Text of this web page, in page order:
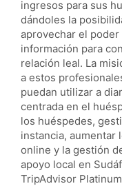
ingresos para sus
dándoles la
aprovechar el poder
información para
relación leal. La
a estos
puedan utilizar a
centrada en el
los huéspedes,
instancia, aumentar
online y la gestión
apoyo local en
TripAdvisor